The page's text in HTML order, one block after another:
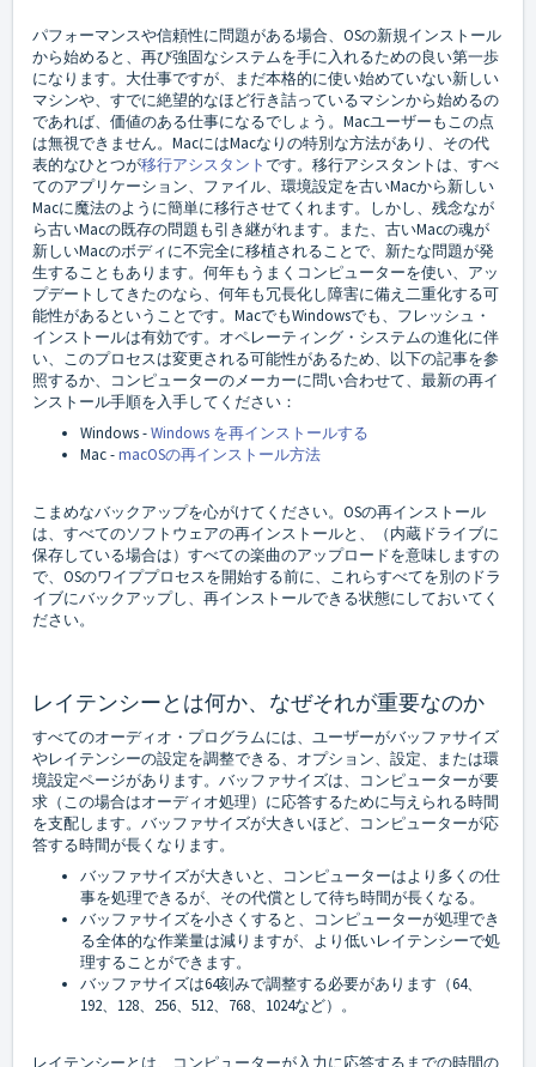
パフォーマンスや信頼性に問題がある場合、OSの新規インストール
から始めると、再び強固なシステムを手に入れるための良い第一歩
になります。大仕事ですが、まだ本格的に使い始めていない新しい
マシンや、すでに絶望的なほど行き詰っているマシンから始めるの
であれば、価値のある仕事になるでしょう。Macユーザーもこの点
は無視できません。MacにはMacなりの特別な方法があり、その代
表的なひとつが移行アシスタントです。移行アシスタントは、すべ
てのアプリケーション、ファイル、環境設定を古いMacから新しい
Macに魔法のように簡単に移行させてくれます。しかし、残念なが
ら古いMacの既存の問題も引き継がれます。また、古いMacの魂が
新しいMacのボディに不完全に移植されることで、新たな問題が発
生することもあります。何年もうまくコンピューターを使い、アッ
プデートしてきたのなら、何年も冗長化し障害に備え二重化する可
能性があるということです。MacでもWindowsでも、フレッシュ・
インストールは有効です。オペレーティング・システムの進化に伴
い、このプロセスは変更される可能性があるため、以下の記事を参
照するか、コンピューターのメーカーに問い合わせて、最新の再イ
ンストール手順を入手してください：
Windows -Windows を再インストールする
Mac -macOSの再インストール方法
こまめなバックアップを心がけてください。OSの再インストール
は、すべてのソフトウェアの再インストールと、（内蔵ドライブに
保存している場合は）すべての楽曲のアップロードを意味しますの
で、OSのワイププロセスを開始する前に、これらすべてを別のドラ
イブにバックアップし、再インストールできる状態にしておいてく
ださい。
レイテンシーとは何か、なぜそれが重要なのか
すべてのオーディオ・プログラムには、ユーザーがバッファサイズ
やレイテンシーの設定を調整できる、オプション、設定、または環
境設定ページがあります。バッファサイズは、コンピューターが要
求（この場合はオーディオ処理）に応答するために与えられる時間
を支配します。バッファサイズが大きいほど、コンピューターが応
答する時間が長くなります。
バッファサイズが大きいと、コンピューターはより多くの仕
事を処理できるが、その代償として待ち時間が長くなる。
バッファサイズを小さくすると、コンピューターが処理でき
る全体的な作業量は減りますが、より低いレイテンシーで処
理することができます。
バッファサイズは64刻みで調整する必要があります（64、
192、128、256、512、768、1024など）。